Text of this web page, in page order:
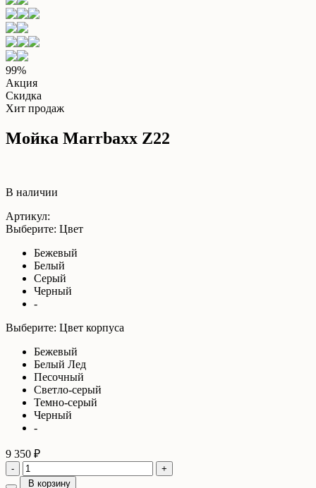
99%
Акция
Скидка
Хит продаж
Мойка Marrbaxx Z22
В наличии
Артикул:
Выберите: Цвет
Бежевый
Белый
Серый
Черный
-
Выберите: Цвет корпуса
Бежевый
Белый Лед
Песочный
Светло-серый
Темно-серый
Черный
-
9 350 ₽
-
+
В корзину